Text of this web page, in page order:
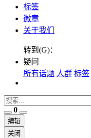
标签
徽章
关于我们
转到(G)：
疑问
所有话题 人群 标签
0
编辑
关闭